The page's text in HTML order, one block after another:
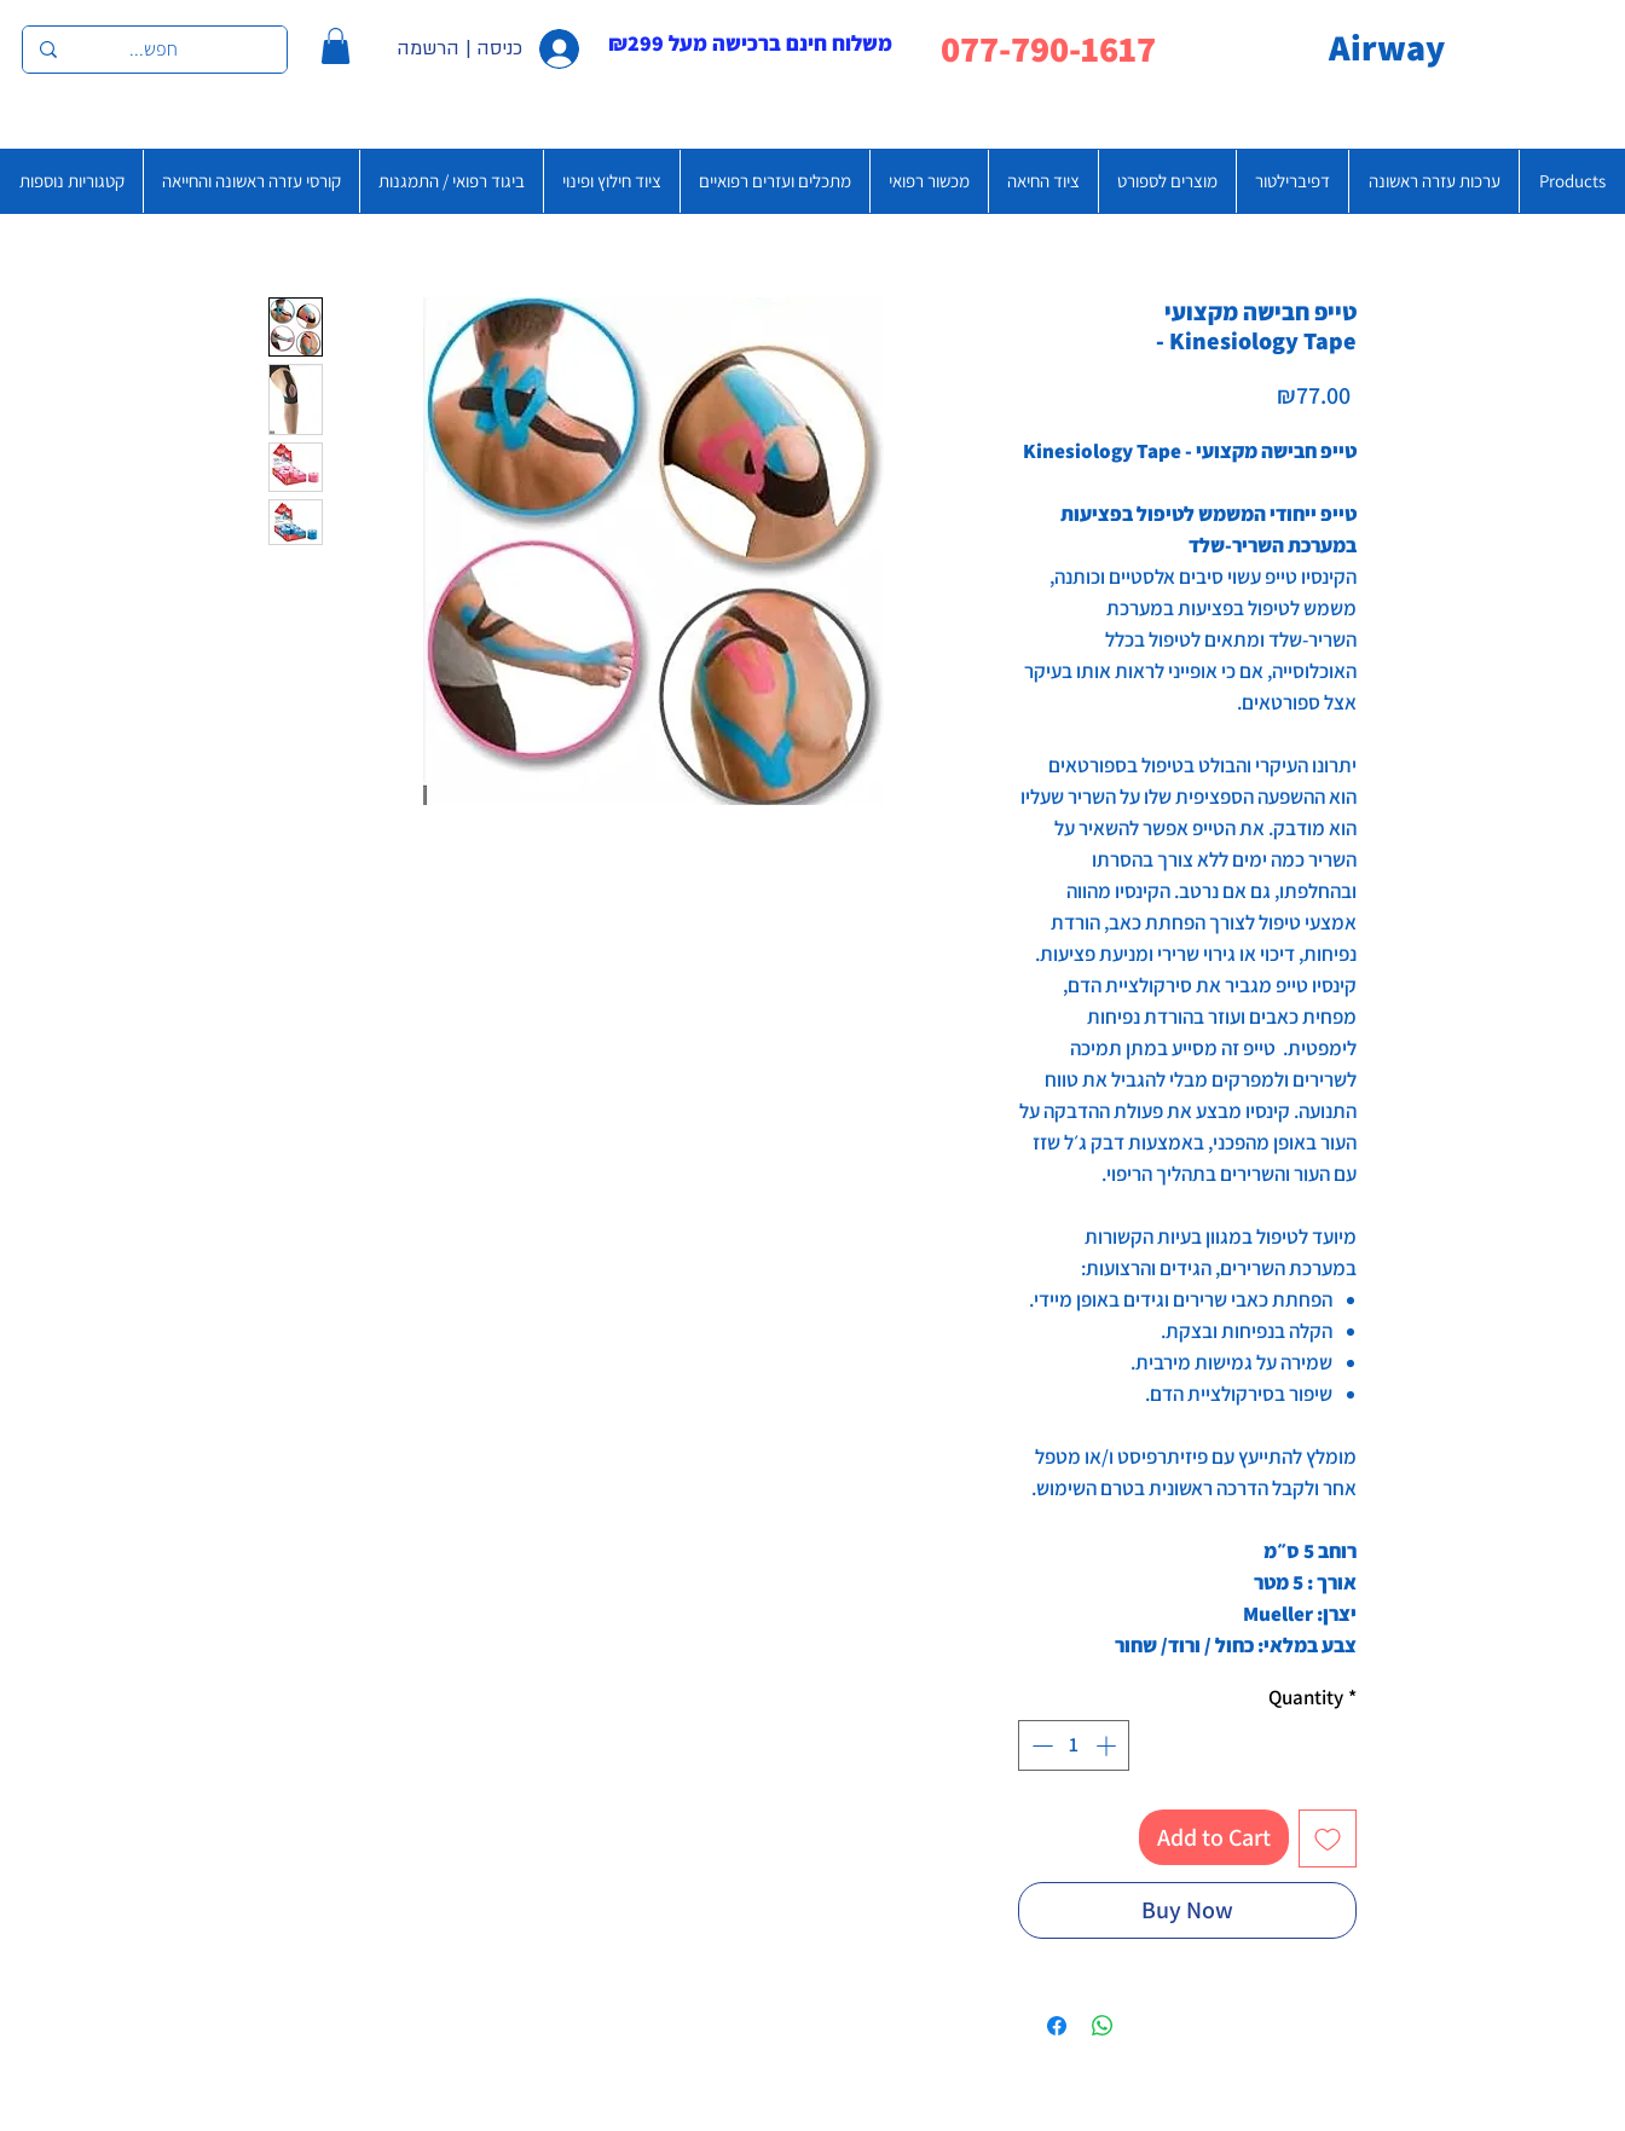
כניסה | הרשמה משלוח חינם ברכישה מעל ₪299 Airway
Products ערכות עזרה ראשונה דפיברילטור מוצרים לספורט ציוד החיאה מכשור רפואי מתכלים ועזרים רפואיים ציוד חילוץ ופינוי ביגוד רפואי / התמגנות קורסי עזרה ראשונה והחייאה קטגוריות נוספות
טייפ חבישה מקצועי
- Kinesiology Tape
₪77.00Price
טייפ חבישה מקצועי - Kinesiology Tape
טייפ ייחודי המשמש לטיפול בפציעות
במערכת השריר-שלד
הקינסיו טייפ עשוי סיבים אלסטיים וכותנה,
משמש לטיפול בפציעות במערכת
השריר-שלד ומתאים לטיפול בכלל
האוכלוסייה, אם כי אופייני לראות אותו בעיקר
אצל ספורטאים.
יתרונו העיקרי והבולט בטיפול בספורטאים
הוא ההשפעה הספציפית שלו על השריר שעליו
הוא מודבק. את הטייפ אפשר להשאיר על
השריר כמה ימים ללא צורך בהסרתו
ובהחלפתו, גם אם נרטב. הקינסיו מהווה
אמצעי טיפול לצורך הפחתת כאב, הורדת
נפיחות, דיכוי או גירוי שרירי ומניעת פציעות.
קינסיו טייפ מגביר את סירקולציית הדם,
מפחית כאבים ועוזר בהורדת נפיחות
לימפטית. טייפ זה מסייע במתן תמיכה
לשרירים ולמפרקים מבלי להגביל את טווח
התנועה. קינסיו מבצע את פעולת ההדבקה על
העור באופן מהפכני, באמצעות דבק ג׳ל שזז
עם העור והשרירים בתהליך הריפוי.
מיועד לטיפול במגוון בעיות הקשורות
במערכת השרירים, הגידים והרצועות:
הפחתת כאבי שרירים וגידים באופן מיידי.
הקלה בנפיחות ובצקת.
שמירה על גמישות מירבית.
שיפור בסירקולציית הדם.
מומלץ להתייעץ עם פיזיתרפיסט ו/או מטפל
אחר ולקבל הדרכה ראשונית בטרם השימוש.
רוחב 5 ס״מ
אורך : 5 מטר
יצרן: Mueller
צבע במלאי: כחול / ורוד/ שחור
Quantity *
Add to Cart
Buy Now